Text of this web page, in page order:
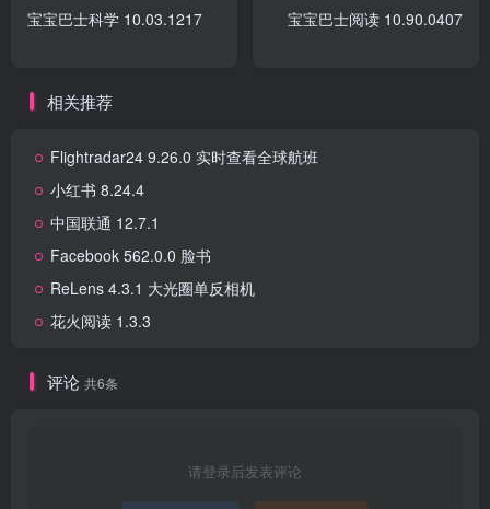
宝宝巴士科学 10.03.1217
宝宝巴士阅读 10.90.0407
相关推荐
Flightradar24 9.26.0 实时查看全球航班
小红书 8.24.4
中国联通 12.7.1
Facebook 562.0.0 脸书
ReLens 4.3.1 大光圈单反相机
花火阅读 1.3.3
评论 共6条
请登录后发表评论